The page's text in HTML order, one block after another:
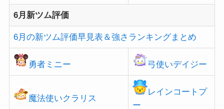
6月新ツム評価
6月の新ツム評価早見表＆強さランキングまとめ
勇者ミニー 弓使いデイジー
魔法使いクラリス
レインコートプ
ー